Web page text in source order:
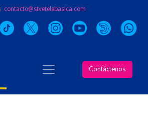
contacto@stvetelebasica.com
Contáctenos